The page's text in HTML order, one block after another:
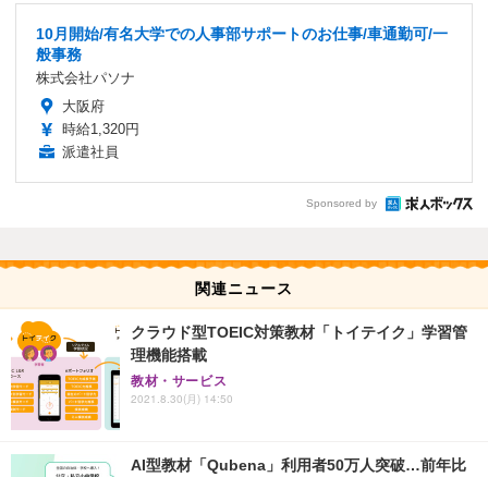
10月開始/有名大学での人事部サポートのお仕事/車通勤可/一
般事務
株式会社パソナ
大阪府
時給1,320円
派遣社員
Sponsored by
関連ニュース
クラウド型TOEIC対策教材「トイテイク」学習管
理機能搭載
教材・サービス
2021.8.30(月) 14:50
AI型教材「Qubena」利用者50万人突破…前年比